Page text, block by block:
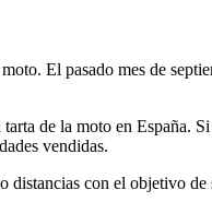
El pasado mes de
de la moto en España.
vendidas.
con el objetivo